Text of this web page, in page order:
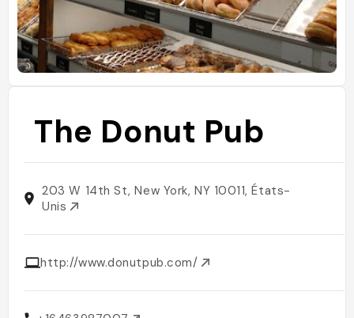
The Donut Pub
203 W 14th St, New York, NY 10011, États-
Unis
http://www.donutpub.com/